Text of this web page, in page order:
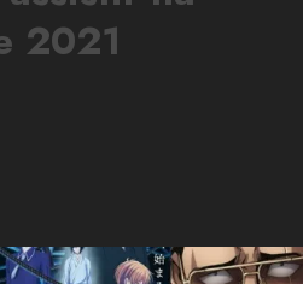
2021